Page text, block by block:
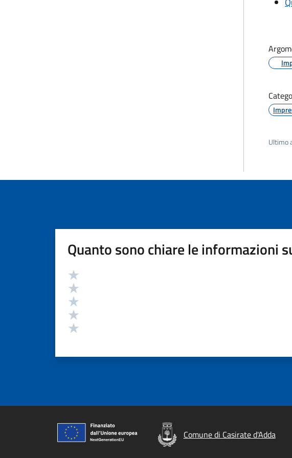
Ultimo
Quanto sono chiare le informazioni
Valutazione
Comune di Casirate d'Adda